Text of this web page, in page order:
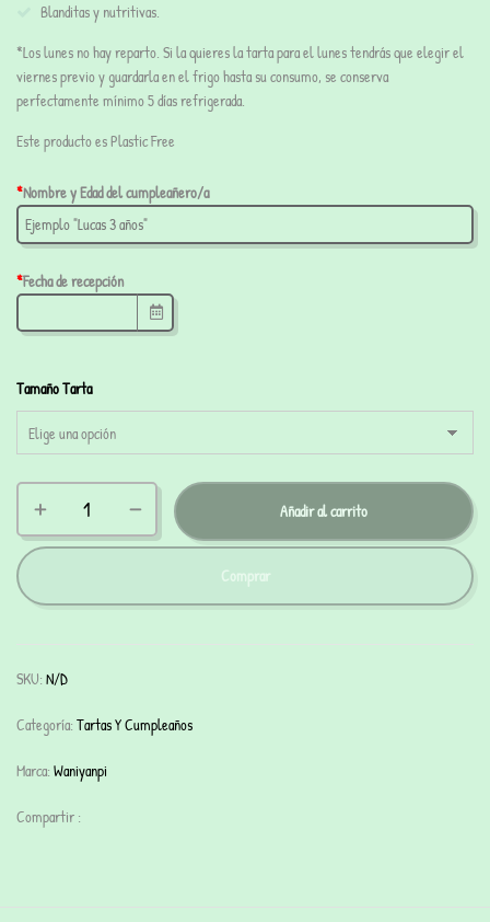
Blanditas y nutritivas.
*Los lunes no hay reparto. Si la quieres la tarta para el lunes tendrás que elegir el
viernes previo y guardarla en el frigo hasta su consumo, se conserva
perfectamente mínimo 5 días refrigerada.
Este producto es Plastic Free
*Nombre y Edad del cumpleañero/a
*Fecha de recepción
Tamaño Tarta
Añadir al carrito
Comprar
SKU: N/D
Categoría: Tartas Y Cumpleaños
Marca: Waniyanpi
Compartir :